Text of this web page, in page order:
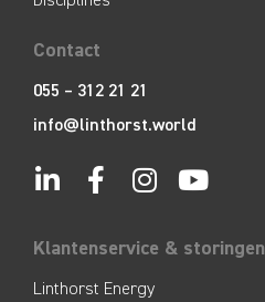
Contact
055 – 312 21 21
info@linthorst.world
Klantenservice & storingen
Linthorst Energy